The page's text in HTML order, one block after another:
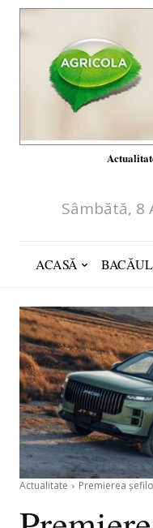
Sâmbătă, 8
ACASĂ
Actualitate Premierea